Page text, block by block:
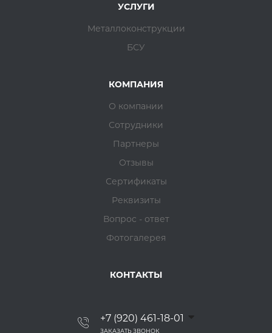
УСЛУГИ
Металлоконструкции
БСУ
КОМПАНИЯ
О компании
Сотрудники
Партнеры
Отзывы
Сертификаты
Реквизиты
Вопрос - ответ
Фотогалерея
КОНТАКТЫ
+7 (920) 461-18-01
ЗАКАЗАТЬ ЗВОНОК